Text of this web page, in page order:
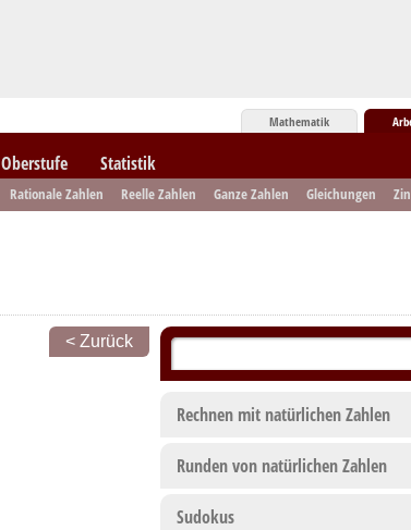
Mathematik
Oberstufe Statistik
Rationale Zahlen Reelle Zahlen Ganze Zahlen Gleichungen
< Zurück
Rechnen mit natürlichen Zahlen
Runden von natürlichen Zahlen
Sudokus